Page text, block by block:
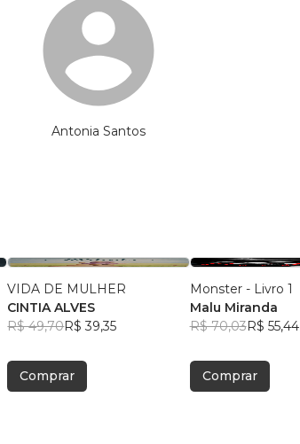
Antonia Santos
VIDA DE MULHER
CINTIA ALVES
R$ 49,70R$ 39,35
Comprar
Monster - Livro 1
Malu Miranda
R$ 70,03R$ 55,44
Comprar